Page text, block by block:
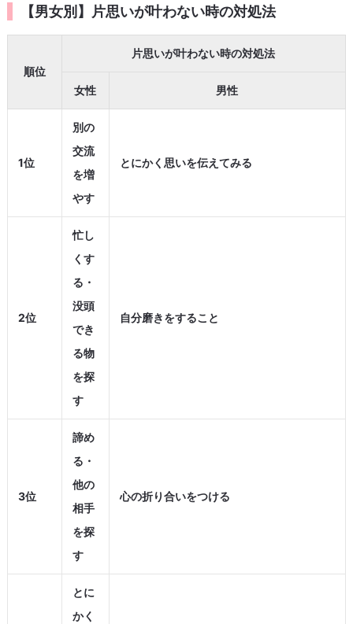
【男女別】片思いが叶わない時の対処法
順位
片思いが叶わない時の対処法
女性 男性
1位
別の
交流
を増
やす
とにかく思いを伝えてみる
2位
忙し
くす
る・
没頭
でき
る物
を探
す
自分磨きをすること
3位
諦め
る・
他の
相手
を探
す
心の折り合いをつける
とに
かく